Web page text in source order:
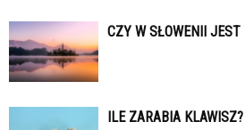
CZY W SŁOWENII JEST
ILE ZARABIA KLAWISZ?